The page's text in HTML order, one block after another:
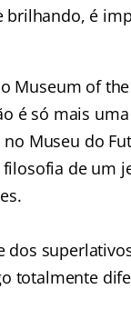
brilhando, é
Museum of
é só mais
Museu do
de um
dos
totalmente